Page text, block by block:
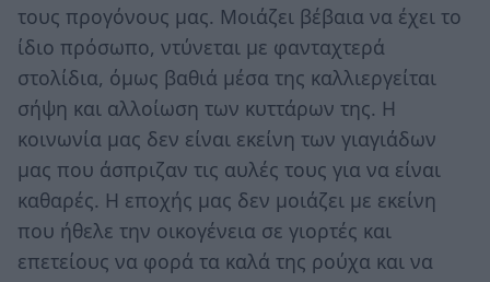
τους προγόνους μας. Μοιάζει βέβαια να έχει το
ίδιο πρόσωπο, ντύνεται με φανταχτερά
στολίδια, όμως βαθιά μέσα της καλλιεργείται
σήψη και αλλοίωση των κυττάρων της. Η
κοινωνία μας δεν είναι εκείνη των γιαγιάδων
μας που άσπριζαν τις αυλές τους για να είναι
καθαρές. Η εποχής μας δεν μοιάζει με εκείνη
που ήθελε την οικογένεια σε γιορτές και
επετείους να φορά τα καλά της ρούχα και να